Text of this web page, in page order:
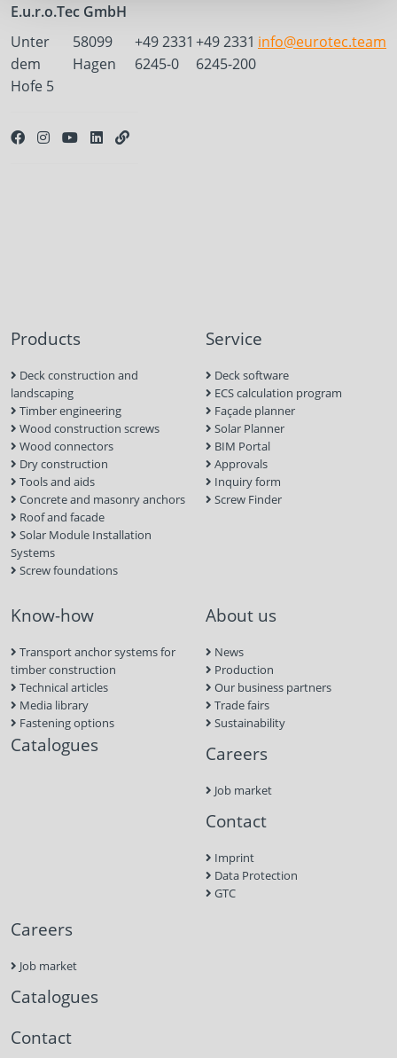
E.u.r.o.Tec GmbH
Unter
dem
Hofe 5
58099
Hagen
+49 2331
6245-0
+49 2331
6245-200
info@eurotec.team
Products
Deck construction and
landscaping
Timber engineering
Wood construction screws
Wood connectors
Dry construction
Tools and aids
Concrete and masonry anchors
Roof and facade
Solar Module Installation
Systems
Screw foundations
Service
Deck software
ECS calculation program
Façade planner
Solar Planner
BIM Portal
Approvals
Inquiry form
Screw Finder
Know-how
Transport anchor systems for
timber construction
Technical articles
Media library
Fastening options
Catalogues
About us
News
Production
Our business partners
Trade fairs
Sustainability
Careers
Job market
Contact
Imprint
Data Protection
GTC
Careers
Job market
Catalogues
Contact